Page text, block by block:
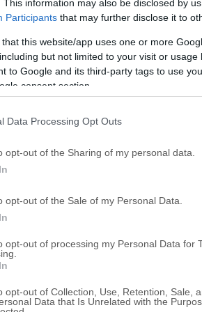
This information may also be disclosed by
Participants that may further disclose it to
that this website/app uses one or more
but not limited to your visit or
to Google and its third-party tags to use
consent section.
Data Processing Opt Outs
opt-out of the Sharing of my personal data.
opt-out of the Sale of my Personal Data.
opt-out of processing my Personal Data for
opt-out of Collection, Use, Retention, Sale,
Data that Is Unrelated with the
(Σέλτικ με τα τωρινά δεδομένα ή
Πόζναν.
l
a
"The situation is out of control": Greek firefighters battle wildfire for fourth day